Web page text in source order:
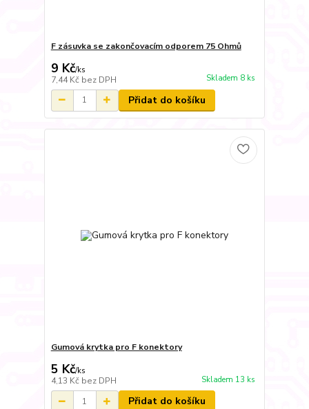
F zásuvka se zakončovacím odporem 75 Ohmů
9 Kč/ks
7,44 Kč bez DPH Skladem 8 ks
Přidat do košíku
Gumová krytka pro F konektory
5 Kč/ks
4,13 Kč bez DPH Skladem 13 ks
Přidat do košíku